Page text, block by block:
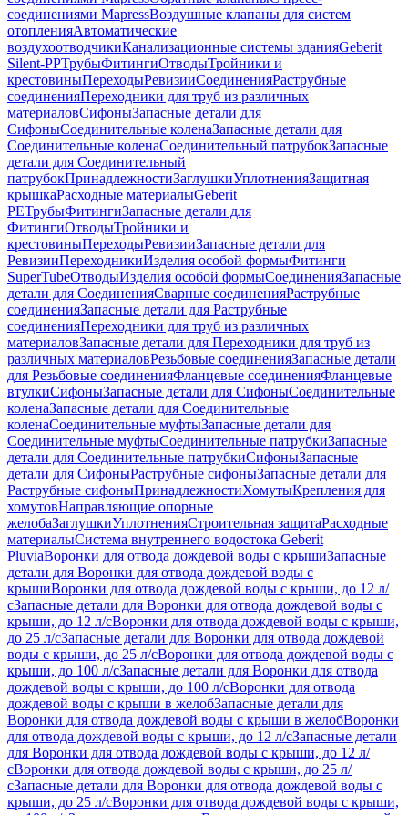
соединениями MapressВоздушные клапаны для систем
отопленияАвтоматические
воздухоотводчикиКанализационные системы зданияGeberit
Silent-PPТрубыФитингиОтводыТройники и
крестовиныПереходыРевизииСоединенияРаструбные
соединенияПереходники для труб из различных
материаловСифоныЗапасные детали для
СифоныСоединительные коленаЗапасные детали для
Соединительные коленаСоединительный патрубокЗапасные
детали для Соединительный
патрубокПринадлежностиЗаглушкиУплотненияЗащитная
крышкаРасходные материалыGeberit
PEТрубыФитингиЗапасные детали для
ФитингиОтводыТройники и
крестовиныПереходыРевизииЗапасные детали для
РевизииПереходникиИзделия особой формыФитинги
SuperTubeОтводыИзделия особой формыСоединенияЗапасные
детали для СоединенияСварные соединенияРаструбные
соединенияЗапасные детали для Раструбные
соединенияПереходники для труб из различных
материаловЗапасные детали для Переходники для труб из
различных материаловРезьбовые соединенияЗапасные детали
для Резьбовые соединенияФланцевые соединенияФланцевые
втулкиСифоныЗапасные детали для СифоныСоединительные
коленаЗапасные детали для Соединительные
коленаСоединительные муфтыЗапасные детали для
Соединительные муфтыСоединительные патрубкиЗапасные
детали для Соединительные патрубкиСифоныЗапасные
детали для СифоныРаструбные сифоныЗапасные детали для
Раструбные сифоныПринадлежностиХомутыКрепления для
хомутовНаправляющие опорные
желобаЗаглушкиУплотненияСтроительная защитаРасходные
материалыСистема внутреннего водостока Geberit
PluviaВоронки для отвода дождевой воды с крышиЗапасные
детали для Воронки для отвода дождевой воды с
крышиВоронки для отвода дождевой воды с крыши, до 12 л/
сЗапасные детали для Воронки для отвода дождевой воды с
крыши, до 12 л/сВоронки для отвода дождевой воды с крыши,
до 25 л/сЗапасные детали для Воронки для отвода дождевой
воды с крыши, до 25 л/сВоронки для отвода дождевой воды с
крыши, до 100 л/сЗапасные детали для Воронки для отвода
дождевой воды с крыши, до 100 л/сВоронки для отвода
дождевой воды с крыши в желобЗапасные детали для
Воронки для отвода дождевой воды с крыши в желобВоронки
для отвода дождевой воды с крыши, до 12 л/сЗапасные детали
для Воронки для отвода дождевой воды с крыши, до 12 л/
сВоронки для отвода дождевой воды с крыши, до 25 л/
сЗапасные детали для Воронки для отвода дождевой воды с
крыши, до 25 л/сВоронки для отвода дождевой воды с крыши,